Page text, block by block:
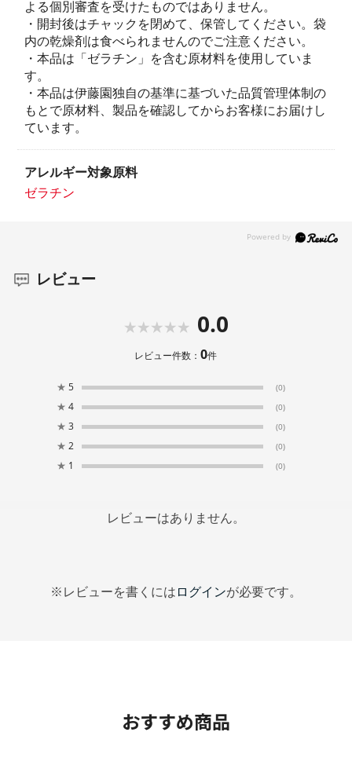
効率よく栄養を摂りたい
ざくろの健康成分をもっと手軽に
毎日が輝ける自分でいたい
よる個別審査を受けたものではありません。
・開封後はチャックを閉めて、保管してください。袋
内の乾燥剤は食べられませんのでご注意ください。
・本品は「ゼラチン」を含む原材料を使用していま
す。
・本品は伊藤園独自の基準に基づいた品質管理体制の
もとで原材料、製品を確認してからお客様にお届けし
ています。
アレルギー対象原料
ゼラチン
レビュー
0.0
レビュー件数：0件
★ 5 (0)
★ 4 (0)
★ 3 (0)
★ 2 (0)
★ 1 (0)
レビューはありません。
※レビューを書くには ログインが必要です。
おすすめ商品